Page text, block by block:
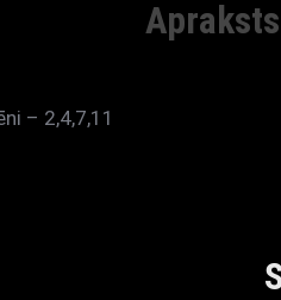
Apraksts
– 2,4,7,11